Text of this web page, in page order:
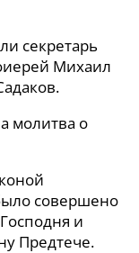
секретарь
Михаил
молитва о
совершено
и
Предтече.